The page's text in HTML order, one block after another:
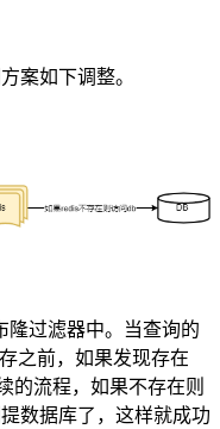
案如下调整。
隆过滤器中。当查询的
之前，如果发现存在
的流程，如果不存在则
数据库了，这样就成功